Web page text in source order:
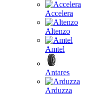
Accelera
Altenzo
Amtel
Antares
Arduzza